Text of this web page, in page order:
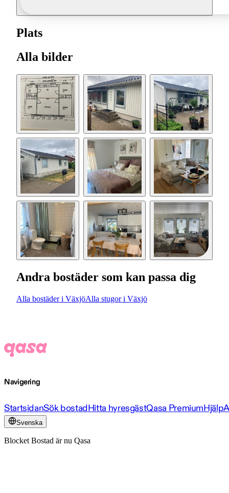
Plats
Alla bilder
Andra bostäder som kan passa dig
Alla bostäder i VäxjöAlla stugor i Växjö
Navigering
StartsidanSök bostadHitta hyresgästQasa PremiumHjälp
Svenska
Blocket Bostad är nu Qasa